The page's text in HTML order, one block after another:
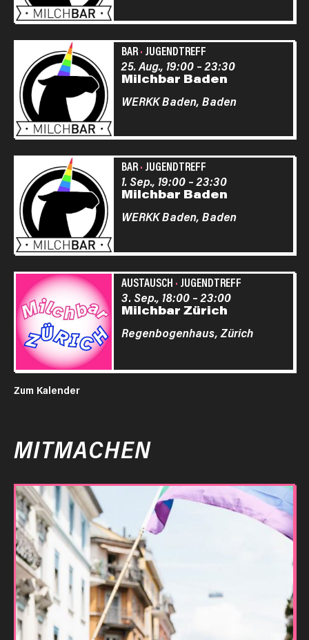
BAR· JUGENDTREFF
Milchbar Baden
25. Aug., 19:00–23:30
WERKK Baden, Baden
BAR· JUGENDTREFF
Milchbar Baden
1. Sep., 19:00–23:30
WERKK Baden, Baden
AUSTAUSCH · JUGENDTREFF
Milchbar Zürich
3. Sep., 18:00–23:00
Regenbogenhaus, Zürich
Zum Kalender
MITMACHEN